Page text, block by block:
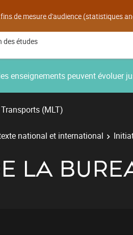
de mesure d'audience (statistiques
des études
enseignements peuvent évoluer
(MLT)
national et international
LA